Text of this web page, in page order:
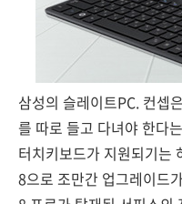
삼성의 슬레이트PC. 컨셉
를 따로 들고 다녀야 한다
터치키보드가 지원되기는
8으로 조만간 업그레이드